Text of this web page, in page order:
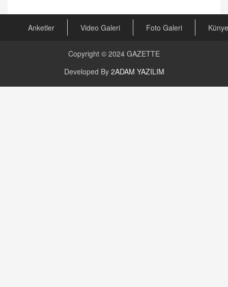
Arabulucuya Başvuru Şartı
23.09.2023 16:30
Değişen yapısıyla Suriye
Anketler Video Galeri Foto Galeri Künye
Copyright © 2024 GAZETTE
Developed By 2ADAM YAZILIM